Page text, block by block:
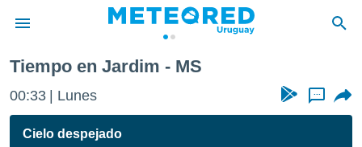
de
ha
Tiempo en Jardim - MS
00:33 Lunes ...
Cielo despejado